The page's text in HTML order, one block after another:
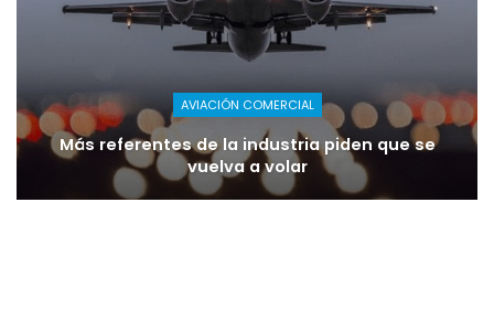
AVIACIÓN COMERCIAL
Más referentes de la industria piden que se
vuelva a volar